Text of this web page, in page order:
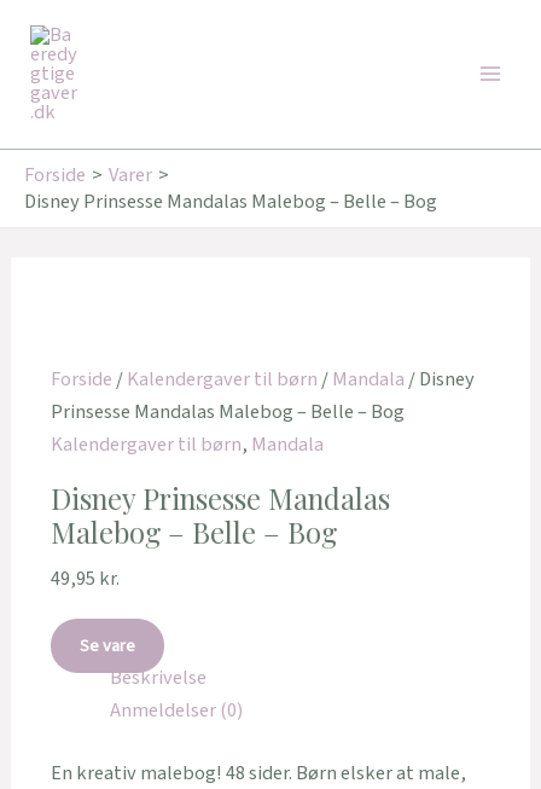
indholdet
Forside
Varer
Disney Prinsesse Mandalas Malebog – Belle – Bog
Forside/Kalendergaver til børn/Mandala/ Disney
Prinsesse Mandalas Malebog – Belle – Bog
Kalendergaver til børn, Mandala
Disney Prinsesse Mandalas
Malebog – Belle – Bog
49,95 kr.
Se vare
Beskrivelse
Anmeldelser (0)
En kreativ malebog! 48 sider. Børn elsker at male,